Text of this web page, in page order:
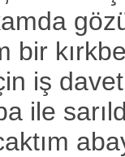
bir
iş
ile